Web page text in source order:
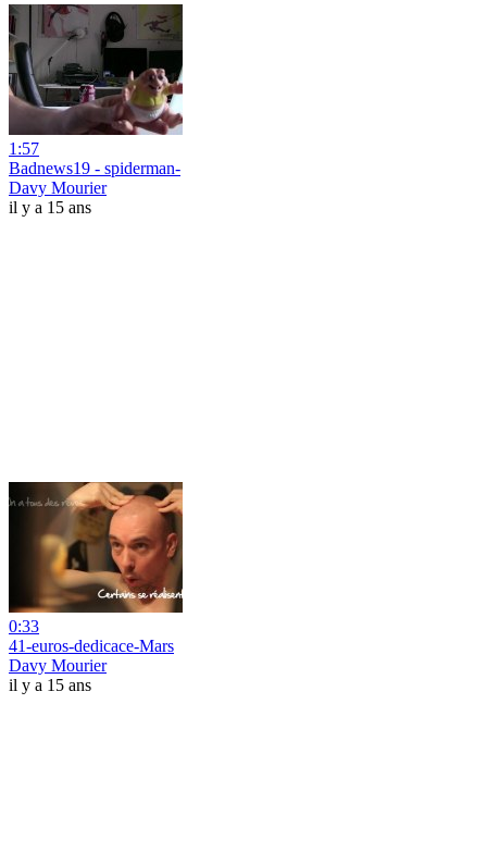
1:57
Badnews19 - spiderman-
Davy Mourier
il y a 15 ans
0:33
41-euros-dedicace-Mars
Davy Mourier
il y a 15 ans